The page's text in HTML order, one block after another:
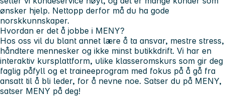
ønsker hjelp. Nettopp derfor må du ha gode
norskkunnskaper.
Hvordan er det å jobbe i MENY?
Hos oss vil du blant annet lære å ta ansvar, mestre stress,
håndtere mennesker og ikke minst butikkdrift. Vi har en
interaktiv kursplattform, ulike klasseromskurs som gir deg
faglig påfyll og et traineeprogram med fokus på å gå fra
ansatt til å bli leder, for å nevne noe. Satser du på MENY,
satser MENY på deg!